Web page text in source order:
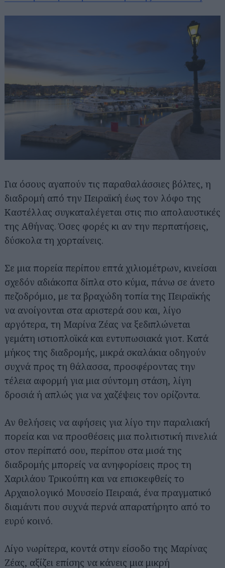
Για όσους αγαπούν τις παραθαλάσσιες βόλτες, η
διαδρομή από την Πειραϊκή έως τον λόφο της
Καστέλλας συγκαταλέγεται στις πιο απολαυστικές
της Αθήνας. Όσες φορές κι αν την περπατήσεις,
δύσκολα τη χορταίνεις.
Σε μια πορεία περίπου επτά χιλιομέτρων, κινείσαι
σχεδόν αδιάκοπα δίπλα στο κύμα, πάνω σε άνετο
πεζοδρόμιο, με τα βραχώδη τοπία της Πειραϊκής
να ανοίγονται στα αριστερά σου και, λίγο
αργότερα, τη Μαρίνα Ζέας να ξεδιπλώνεται
γεμάτη ιστιοπλοϊκά και εντυπωσιακά γιοτ. Κατά
μήκος της διαδρομής, μικρά σκαλάκια οδηγούν
συχνά προς τη θάλασσα, προσφέροντας την
τέλεια αφορμή για μια σύντομη στάση, λίγη
δροσιά ή απλώς για να χαζέψεις τον ορίζοντα.
Αν θελήσεις να αφήσεις για λίγο την παραλιακή
πορεία και να προσθέσεις μια πολιτιστική πινελιά
στον περίπατό σου, περίπου στα μισά της
διαδρομής μπορείς να ανηφορίσεις προς τη
Χαριλάου Τρικούπη και να επισκεφθείς το
Αρχαιολογικό Μουσείο Πειραιά, ένα πραγματικό
διαμάντι που συχνά περνά απαρατήρητο από το
ευρύ κοινό.
Λίγο νωρίτερα, κοντά στην είσοδο της Μαρίνας
Ζέας, αξίζει επίσης να κάνεις μια μικρή